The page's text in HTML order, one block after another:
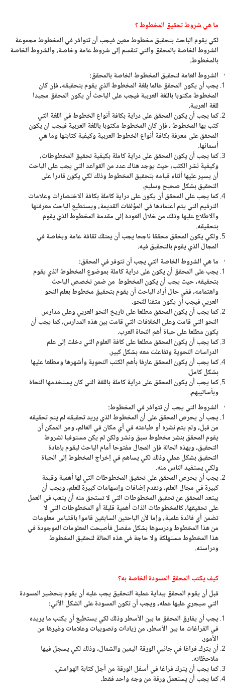
ما هي شروط تحقيق المخطوط ؟
لكي يقوم الباحث بتحقيق مخطوط معين فيجب أن تتوافر في المخطوط مجموعة
الشروط الخاصة بالمحقق والتي تنقسم إلى شروط عامة وخاصة، والشروط الخاصة
بالمخطوط.
الشروط العامة لتحقيق المخطوط الخاصة بالمحقق:
يجب أن يكون المحقق عالما بلغة المخطوط الذي يقوم بتحقيقه، فإن كان
المخطوط مكتوبا باللغة العربية فيجب على الباحث أن يكون المحقق مجيدا
للغة العربية.
كما يجب أن يكون المحقق على دراية بكافة أنواع الخطوط في اللغة التي
كتب بها المخطوط ، فإن كان المخطوط مكتوبا باللغة العربية فيجب ان يكون
المحقق على معرفة بكافة أنواع الخطوط العربية وكيفية كتابتها وما هي
أسمائها.
كما يجب أن يكون المحقق على دراية كاملة بكيفية تحقيق المخطوطات،
وكيفية نشر الكتب، حيث يوجد هناك عدد من القواعد التي يجب على الباحث
أن يسير عليها أثناء قيامه بتحقيق المخطوط وذلك لكي يكون قادرا على
التحقيق بشكل صحيح وسليم.
كما يجب على المحقق أن يكون على دراية كاملة بكافة الاختصارات وعلامات
الترقيم التي يتم اعتمادها في المؤلفات القديمة، ويستطيع الباحث معرفتها
والاطلاع عليها وذلك من خلال العودة إلى مقدمة المخطوط الذي يقوم
بتحقيقه.
ولكي يكون المحقق محققا ناجحا يجب أن يمتلك ثقافة عامة وبخاصة في
المجال الذي يقوم بالتحقيق فيه.
ما هي الشروط الخاصة التي يجب أن تتوفر في المحقق:
يجب على المحقق أن يكون على دراية كاملة بموضوع المخطوط الذي يقوم
بتحقيقه، حيث يجب أن يكون المخطوط من ضمن تخصص الباحث
واهتمامه، ففي حال أراد الباحث أن يقوم بتحقيق مخطوط بعلم النحو
العربي فيجب أن يكون متقنا للنحو.
كما يجب أن يكون المحقق مطلعا على تاريخ النحو العربي وعلى مدارس
النحو التي قامت وعلى الخلافات التي قامت بين هذه المدارس، كما يجب أن
يكون مطلعا على حياة أهم النحاة العرب.
كما يجب أن يكون المحقق مطلعا على كافة العلوم التي دخلت إلى علم
الدراسات النحوية وتفاعلت معه بشكل كبير.
كما يجب أن يكون المحقق عارفا بأهم الكتب النحوية وأشهرها ومطلعا عليها
بشكل كامل.
كما يجب أن يكون المحقق على دراية كاملة باللغة التي كان يستخدمها النحاة
وبأساليبهم.
الشروط التي يجب أن تتوافر في المخطوط:
يجب أن يحرص المحقق على أن المخطوط الذي يريد تحقيقه لم يتم تحقيقه
من قبل، ولم يتم نشره أو طباعته في أي مكان في العالم، ومن الممكن أن
يقوم المحقق بنشر مخطوط سبق ونشر ولكن لم يكن مستوفيا لشروط
التحقيق، وبهذه الحالة فإن المجال مفتوحا أمام الباحث ليقوم بإعادة
التحقيق بشكل عملي وذلك لكي يساهم في إخراج المخطوط إلى الحياة
ولكي يستفيد الناس منه.
يجب أن يحرص المحقق على تحقيق المخطوطات التي لها أهمية وقيمة
كبيرة في مجال العلم، وتقدم إضافات وإسهامات كبيرة للعلم، ويجب أن
يبتعد المحقق عن تحقيق المخطوطات التي لا تستحق منه أن يتعب في العمل
على تحقيقها، كالمخطوطات الذات أهمية قليلة أو المخطوطات التي لا
تضمن أي فائدة علمية، وإما لأن الباحثين السابقين قاموا باقتباس معلومات
من هذا المخطوط ودرسوها بشكل مفصل فأصبحت المعلومات الموجودة في
هذا المخطوط مستهلكة ولا حاجة في هذه الحالة لتحقيق المخطوط
ودراسته.
كيف يكتب المحقق المسودة الخاصة به؟
قبل أن يقوم المحقق ببداية عملية التحقيق يجب عليه أن يقوم بتحضير المسودة
التي سيجري عليها عمله، ويجب أن تكون المسودة على الشكل الآتي:
يجب أن يفارق المحقق ما بين الأسطر وذلك لكي يستطيع أن يكتب ما يريده
في الفراغات ما بين الأسطر، من زيادات وتصويبات وعلامات وغيرها من
الأمور.
أن يترك فراغا في جانبي الورقة اليمين والشمال، وذلك لكي يسجل فيها
ملاحظاته.
كما يجب أن يترك فراغا في أسفل الورقة من أجل كتابة الهوامش.
كما يجب أن يستعمل ورقة من وجه واحد فقط.